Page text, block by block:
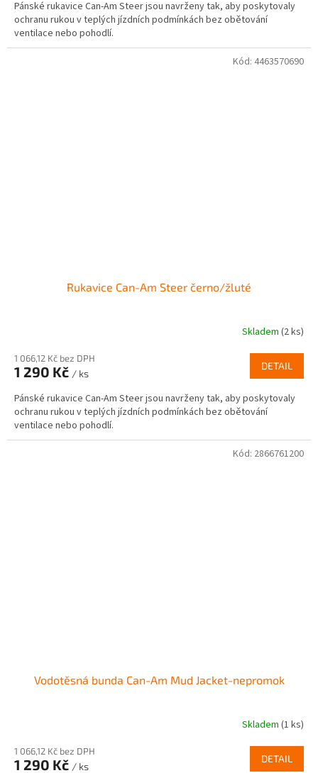
Pánské rukavice Can-Am Steer jsou navrženy tak, aby poskytovaly
ochranu rukou v teplých jízdních podmínkách bez obětování
ventilace nebo pohodlí.
Rukavice Can-Am Steer černo/žluté
Skladem (2 ks)
1 066,12 Kč bez DPH
1 290 Kč / ks
DETAIL
Pánské rukavice Can-Am Steer jsou navrženy tak, aby poskytovaly
ochranu rukou v teplých jízdních podmínkách bez obětování
ventilace nebo pohodlí.
Kód: 4463570690
Vodotěsná bunda Can-Am Mud Jacket-nepromok
Skladem (1 ks)
1 066,12 Kč bez DPH
1 290 Kč / ks
DETAIL
Kód: 2866761200